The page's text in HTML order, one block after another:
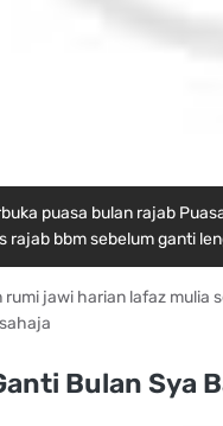
puasa bulan rajab
rajab bbm sebelum ganti
jawi harian lafaz mulia
Bulan Sya